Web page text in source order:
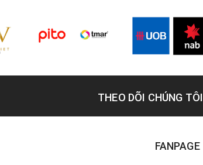
THEO DÕI CHÚNG TÔI
FANPAGE